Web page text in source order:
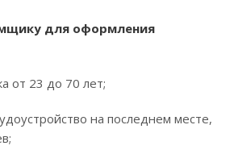
для оформления
от 23 до 70 лет;
на последнем месте,